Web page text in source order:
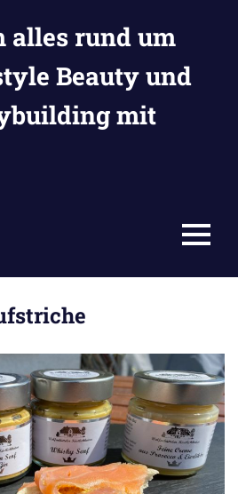
alles rund um
Beauty und
mit
MENU